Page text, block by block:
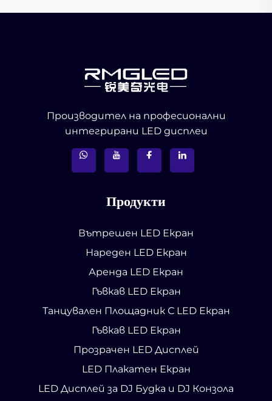
Производител на професионални
интегрирани LED дисплеи
Продукти
Вътрешен LED Екран
Нареден LED Екран
Аренда LED Екран
Гъвкав LED Екран
Танцувален Площадник С LED Екран
Гъвкав LED Екран
Прозрачен LED Дисплей
LED Плакатен Екран
LED Дисплей за DJ Будка и DJ Конзола